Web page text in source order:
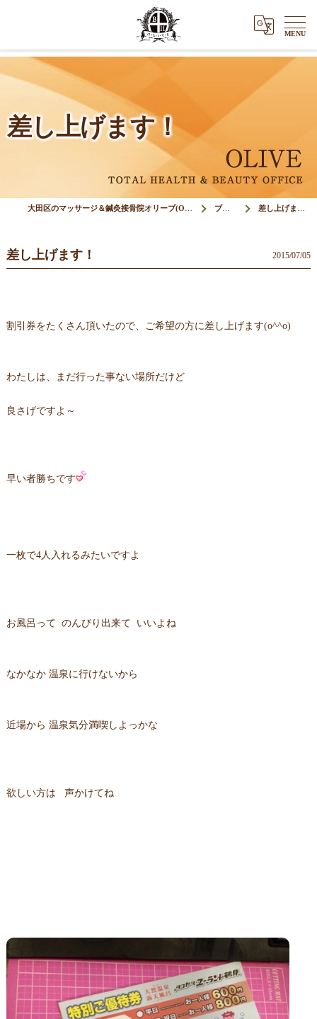
差し上げます！
ブログ 差し上げます！
差し上げます！ 2015/07/05
割引券をたくさん頂いたので、ご希望の方に差し上げます(o^^o)
わたしは、まだ行った事ない場所だけど
良さげですよ～
早い者勝ちです
一枚で4人入れるみたいですよ
お風呂って のんびり出来て いいよね
なかなか 温泉に行けないから
近場から 温泉気分満喫しよっかな
欲しい方は 声かけてね